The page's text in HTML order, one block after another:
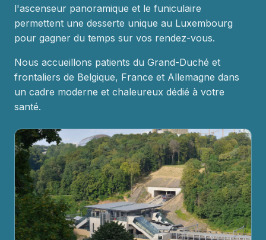
l'ascenseur panoramique et le funiculaire
permettent une desserte unique au Luxembourg
pour gagner du temps sur vos rendez-vous.
Nous accueillons patients du Grand-Duché et
frontaliers de Belgique, France et Allemagne dans
un cadre moderne et chaleureux dédié à votre
santé.